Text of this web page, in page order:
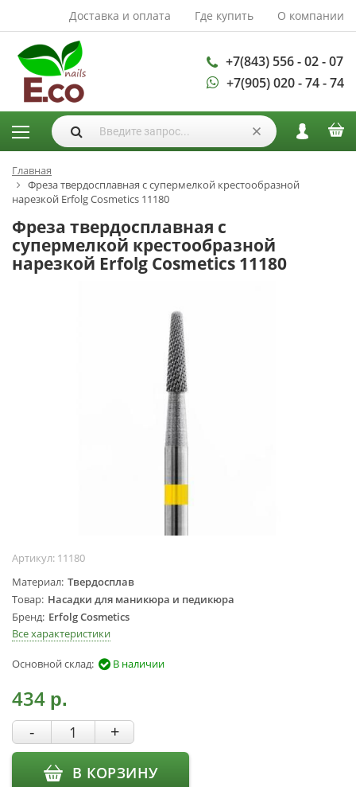
Доставка и оплата Где купить О компании
+7(843) 556 - 02 - 07
+7(905) 020 - 74 - 74
АКСЕССУАРЫ И
РАСХОДНЫЕ
МАТЕРИАЛЫ
Аксессуары
Запасные
лампы
Кисти
Одноразовая
продукция
ГЕЛЬ ЛАКИ
База для гель
педикюра
Инструменты
Лампа-лупа
Лампы
Пылесосы
Стерилизаторы
Фрезы и
насадки
Хранение
инструмента
Главная
Фреза твердосплавная с супермелкой крестообразной
нарезкой Erfolg Cosmetics 11180
Фреза твердосплавная с
супермелкой крестообразной
нарезкой Erfolg Cosmetics 11180
Артикул: 11180
Материал Твердосплав
Товар Насадки для маникюра и педикюра
Бренд Erfolg Cosmetics
Все характеристики
Основной склад: В наличии
434 р.
- +
В КОРЗИНУ